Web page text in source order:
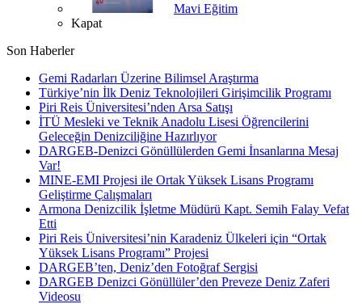
Mavi Eğitim
Kapat
Son Haberler
Gemi Radarları Üzerine Bilimsel Araştırma
Türkiye’nin İlk Deniz Teknolojileri Girişimcilik Programı
Piri Reis Üniversitesi’nden Arsa Satışı
İTÜ Mesleki ve Teknik Anadolu Lisesi Öğrencilerini
Geleceğin Denizciliğine Hazırlıyor
DARGEB-Denizci Gönüllülerden Gemi İnsanlarına Mesaj
Var!
MINE-EMI Projesi ile Ortak Yüksek Lisans Programı
Geliştirme Çalışmaları
Armona Denizcilik İşletme Müdürü Kapt. Semih Falay Vefat
Etti
Piri Reis Üniversitesi’nin Karadeniz Ülkeleri için “Ortak
Yüksek Lisans Programı” Projesi
DARGEB’ten, Deniz’den Fotoğraf Sergisi
DARGEB Denizci Gönüllüler’den Preveze Deniz Zaferi
Videosu